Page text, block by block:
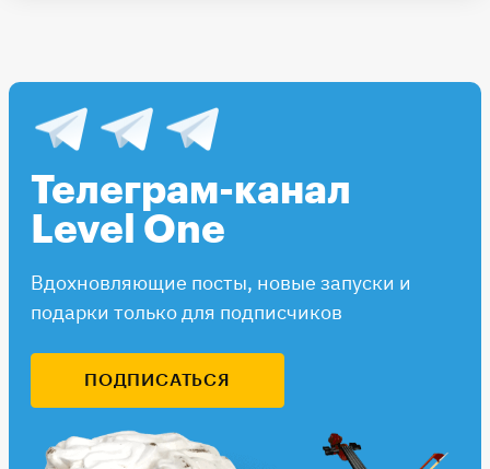
Телеграм-канал
Level One
Вдохновляющие посты, новые запуски и
подарки только для подписчиков
ПОДПИСАТЬСЯ